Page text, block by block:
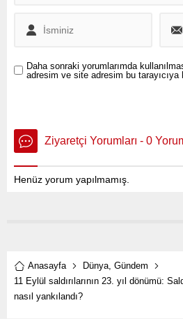
Daha sonraki yorumlarımda
adresim ve site adresim bu tarayıcıya
Ziyaretçi Yorumları - 0
Henüz yorum yapılmamış.
Anasayfa Dünya Gündem
11 Eylül saldırılarının 23. yıl dönümü:
nasıl yankılandı?